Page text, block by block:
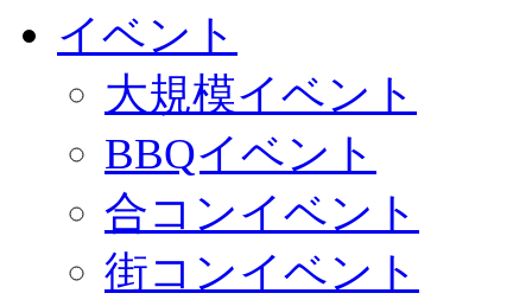
イベント
大規模イベント
BBQイベント
合コンイベント
街コンイベント